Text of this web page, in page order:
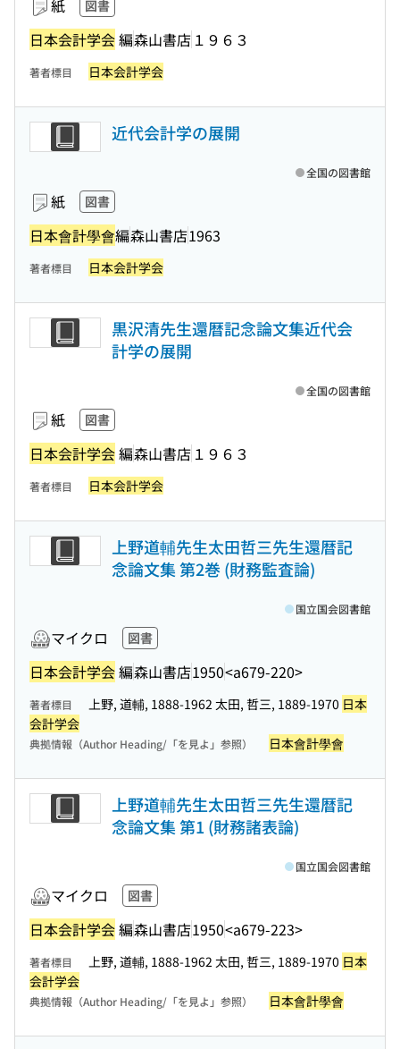
紙 図書
日本会計学会編森山書店 １９６３
著者標目 日本会計学会
近代会計学の展開
紙 図書
日本會計學會編森山書店1963
全国の図書館
著者標目 日本会計学会
黒沢清先生還暦記念論文集近代会
計学の展開
紙 図書
日本会計学会編森山書店 １９６３
全国の図書館
著者標目 日本会計学会
上野道輔先生太田哲三先生還暦記
念論文集 第2巻 (財務監査論)
マイクロ 図書
日本会計学会編森山書店1950<a679-220>
国立国会図書館
著者標目 上野, 道輔, 1888-1962 太田, 哲三, 1889-1970 日本
会計学会
典拠情報（Author Heading/「を見よ」参照） 日本會計學會
上野道輔先生太田哲三先生還暦記
念論文集 第1 (財務諸表論)
マイクロ 図書
日本会計学会編森山書店1950<a679-223>
国立国会図書館
著者標目 上野, 道輔, 1888-1962 太田, 哲三, 1889-1970 日本
会計学会
典拠情報（Author Heading/「を見よ」参照） 日本會計學會